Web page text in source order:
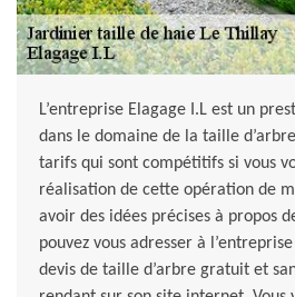
L’entreprise Elagage I.L est un
dans le domaine de la taille
tarifs qui sont compétitifs si vous
réalisation de cette opération de
avoir des idées précises à propos
pouvez vous adresser à
devis de taille d’arbre gratuit et